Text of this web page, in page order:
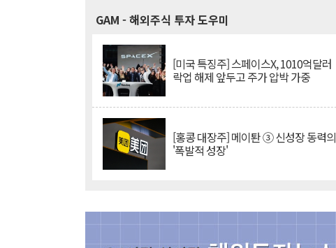
GAM - 해외주식 투자 도우미
[미국 특징주] 스페이스X, 1010억달러
락업 해제 앞두고 주가 압박 가중
[홍콩 대장주] 메이퇀 ③ 신성장 동력의
'폭발적 성장'